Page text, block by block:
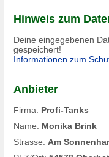
Hinweis zum
Deine eingegebenen
gespeichert!
Informationen zum
Anbieter
Firma: Profi-Tanks
Name: Monika Brink
Strasse: Am